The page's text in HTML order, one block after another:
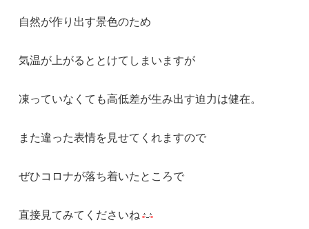
自然が作り出す景色のため
気温が上がるととけてしまいますが
凍っていなくても高低差が生み出す迫力は健在。
また違った表情を見せてくれますので
ぜひコロナが落ち着いたところで
直接見てみてくださいね